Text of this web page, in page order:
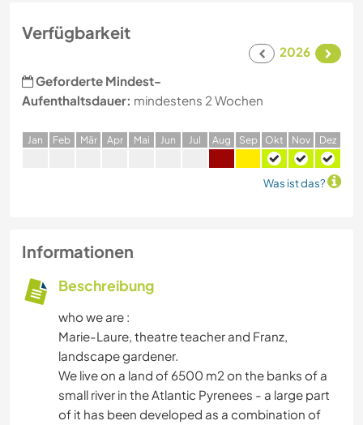
Verfügbarkeit
2026
Geforderte Mindest-
Aufenthaltsdauer: mindestens 2 Wochen
Jan Feb Mär Apr Mai Jun Jul Aug Sep Okt Nov Dez
Was ist das?
Informationen
Beschreibung
who we are :
Marie-Laure, theatre teacher and Franz,
landscape gardener.
We live on a land of 6500 m2 on the banks of a
small river in the Atlantic Pyrenees - a large part
of it has been developed as a combination of